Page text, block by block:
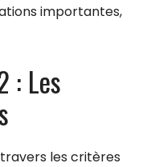
importantes,
: Les
les critères